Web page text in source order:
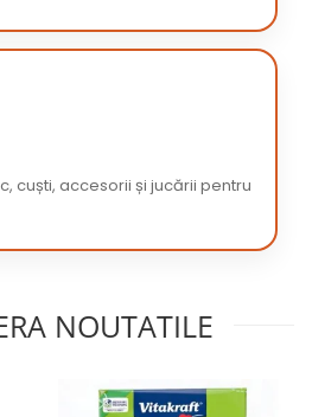
cuști, accesorii și jucării pentru
NOUTATILE